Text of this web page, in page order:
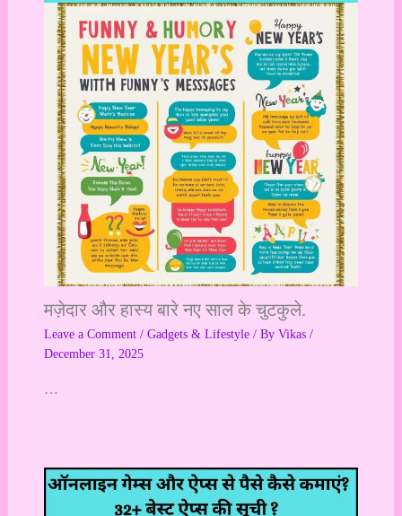
मज़ेदार और हास्य बारे नए साल के चुटकुले.
Leave a Comment / Gadgets & Lifestyle/ By Vikas /
December 31, 2025
…